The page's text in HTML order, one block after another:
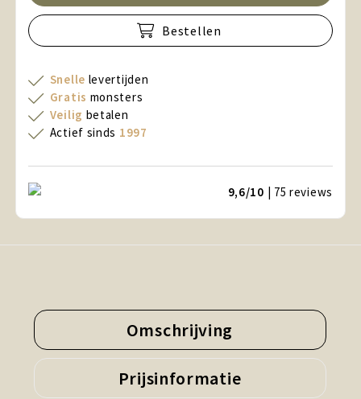
Bestellen
Snelle levertijden
Gratis monsters
Veilig betalen
Actief sinds 1997
9,6/10 | 75reviews
Omschrijving
Prijsinformatie